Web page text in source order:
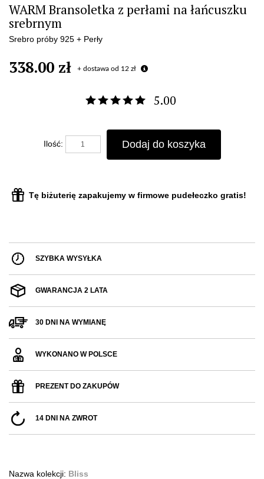
WARM Bransoletka z perłami na łańcuszku
srebrnym
Srebro próby 925 + Perły
338.00 zł + dostawa od 12 zł
5.00
Ilość: Dodaj do koszyka
Tę biżuterię zapakujemy w firmowe pudełeczko gratis!
SZYBKA WYSYŁKA
GWARANCJA 2 LATA
30 DNI NA WYMIANĘ
WYKONANO W POLSCE
PREZENT DO ZAKUPÓW
14 DNI NA ZWROT
Nazwa kolekcji: Bliss